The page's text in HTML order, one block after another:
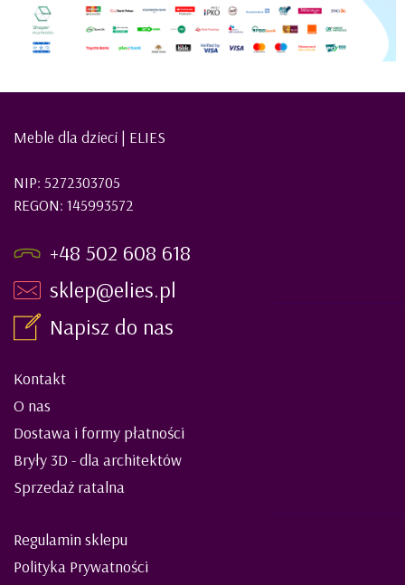
Meble dla dzieci | ELIES
NIP: 5272303705
REGON: 145993572
+48 502 608 618
sklep@elies.pl
Napisz do nas
Kontakt
O nas
Dostawa i formy płatności
Bryły 3D - dla architektów
Sprzedaż ratalna
Regulamin sklepu
Polityka Prywatności